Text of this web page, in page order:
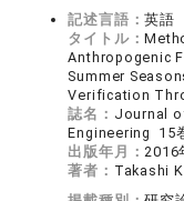
記述言語：英語
タイトル：
Anthropogenic
Summer
Verification
誌名： Journal
Engineering 15
出版年月：2016
著者： Takashi